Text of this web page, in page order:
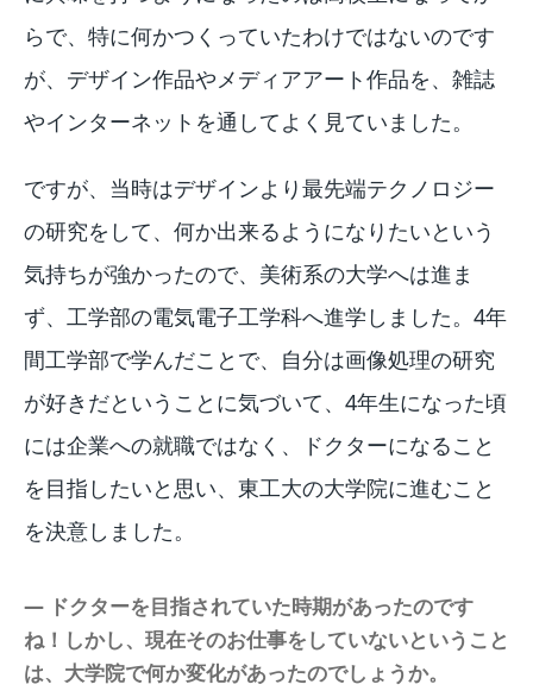
らで、特に何かつくっていたわけではないのです
が、デザイン作品やメディアアート作品を、雑誌
やインターネットを通してよく見ていました。
ですが、当時はデザインより最先端テクノロジー
の研究をして、何か出来るようになりたいという
気持ちが強かったので、美術系の大学へは進ま
ず、工学部の電気電子工学科へ進学しました。4年
間工学部で学んだことで、自分は画像処理の研究
が好きだということに気づいて、4年生になった頃
には企業への就職ではなく、ドクターになること
を目指したいと思い、東工大の大学院に進むこと
を決意しました。
― ドクターを目指されていた時期があったのです
ね！しかし、現在そのお仕事をしていないということ
は、大学院で何か変化があったのでしょうか。